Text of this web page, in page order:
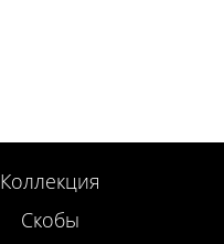
Коллекция
Скобы